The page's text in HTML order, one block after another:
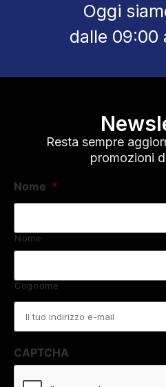
Oggi
dalle 09:00
Resta sempre
promozioni
Nome *
Nome
Cognome
CAPTCHA